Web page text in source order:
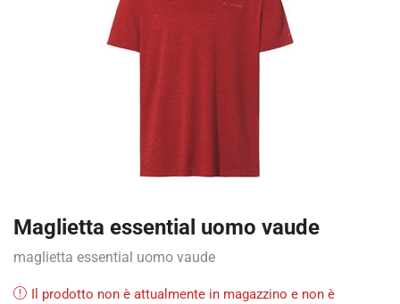
Maglietta essential uomo vaude
maglietta essential uomo vaude
Il prodotto non è attualmente in magazzino e non è